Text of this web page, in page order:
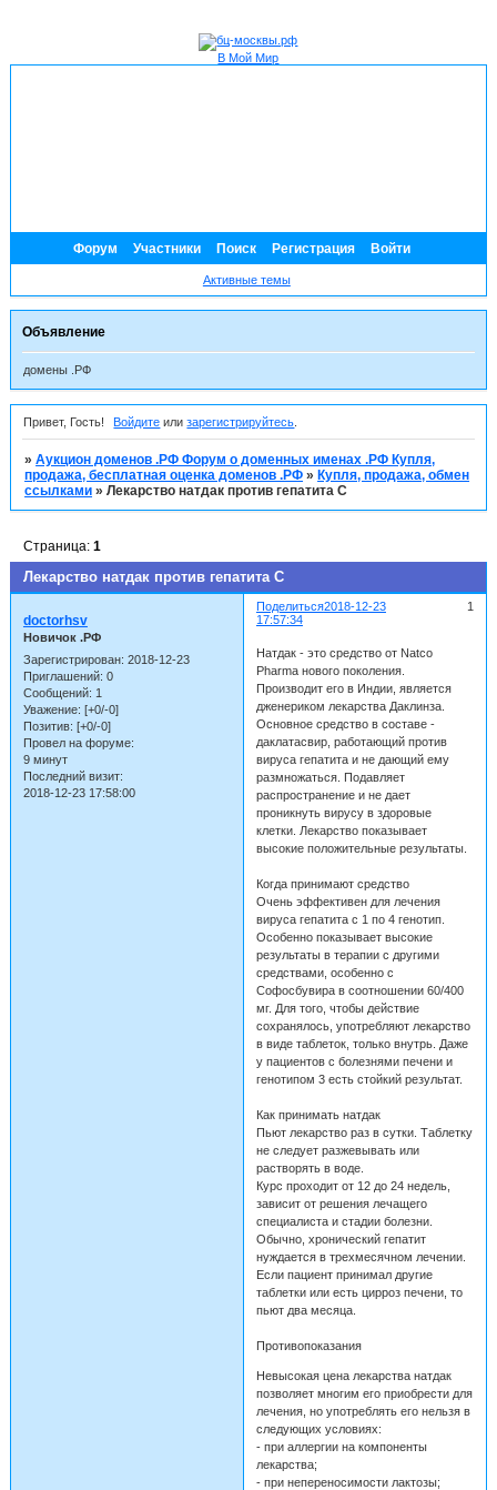
В Мой Мир
Форум Участники Поиск Регистрация Войти
Активные темы
Объявление
домены .РФ
Привет, Гость! Войдите илизарегистрируйтесь
»Аукцион доменов .РФ Форум о доменных именах .РФ Купля,
продажа, бесплатная оценка доменов .РФ » Купля, продажа, обмен
ссылками »Лекарство натдак против гепатита С
Лекарство натдак против гепатита С
Страница:1
Поделиться 1
2018-12-23
17:57:34
doctorhsv
Новичок .РФ
Зарегистрирован: 2018-12-23
Приглашений: 0
Сообщений: 1
Уважение: [+0/-0]
Позитив: [+0/-0]
Провел на форуме:
9 минут
Последний визит:
2018-12-23 17:58:00
Натдак - это средство от Natco
Pharma нового поколения.
Производит его в Индии, является
дженериком лекарства Даклинза.
Основное средство в составе -
даклатасвир, работающий против
вируса гепатита и не дающий ему
размножаться. Подавляет
распространение и не дает
проникнуть вирусу в здоровые
клетки. Лекарство показывает
высокие положительные результаты.
Когда принимают средство
Очень эффективен для лечения
вируса гепатита с 1 по 4 генотип.
Особенно показывает высокие
результаты в терапии с другими
средствами, особенно с
Софосбувира в соотношении 60/400
мг. Для того, чтобы действие
сохранялось, употребляют лекарство
в виде таблеток, только внутрь. Даже
у пациентов с болезнями печени и
генотипом 3 есть стойкий результат.
Как принимать натдак
Пьют лекарство раз в сутки. Таблетку
не следует разжевывать или
растворять в воде.
Курс проходит от 12 до 24 недель,
зависит от решения лечащего
специалиста и стадии болезни.
Обычно, хронический гепатит
нуждается в трехмесячном лечении.
Если пациент принимал другие
таблетки или есть цирроз печени, то
пьют два месяца.
Противопоказания
Невысокая цена лекарства натдак
позволяет многим его приобрести для
лечения, но употреблять его нельзя в
следующих условиях:
- при аллергии на компоненты
лекарства;
- при непереносимости лактозы;